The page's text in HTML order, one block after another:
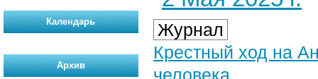
Журнал
Крестный ход на
человека
Календарь
Архив